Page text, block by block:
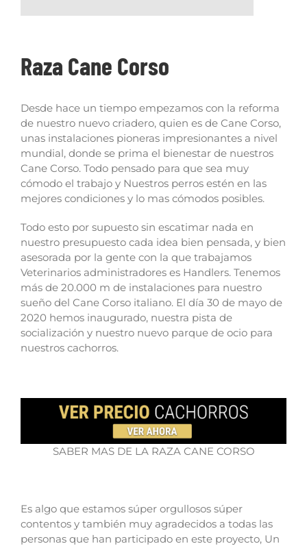
Raza Cane Corso
Desde hace un tiempo empezamos con la reforma
de nuestro nuevo criadero, quien es de Cane Corso,
unas instalaciones pioneras impresionantes a nivel
mundial, donde se prima el bienestar de nuestros
Cane Corso. Todo pensado para que sea muy
cómodo el trabajo y Nuestros perros estén en las
mejores condiciones y lo mas cómodos posibles.
Todo esto por supuesto sin escatimar nada en
nuestro presupuesto cada idea bien pensada, y bien
asesorada por la gente con la que trabajamos
Veterinarios administradores es Handlers. Tenemos
más de 20.000 m de instalaciones para nuestro
sueño del Cane Corso italiano. El día 30 de mayo de
2020 hemos inaugurado, nuestra pista de
socialización y nuestro nuevo parque de ocio para
nuestros cachorros.
SABER MAS DE LA RAZA CANE CORSO
Es algo que estamos súper orgullosos súper
contentos y también muy agradecidos a todas las
personas que han participado en este proyecto, Un